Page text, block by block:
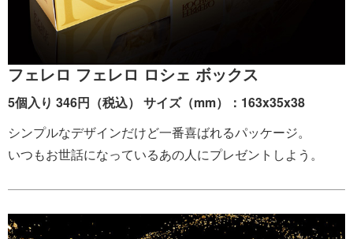
フェレロ フェレロ ロシェ ボックス
5個入り 346円（税込） サイズ（mm）：163x35x38
シンプルなデザインだけど一番喜ばれるパッケージ。
いつもお世話になっているあの人にプレゼントしよう。